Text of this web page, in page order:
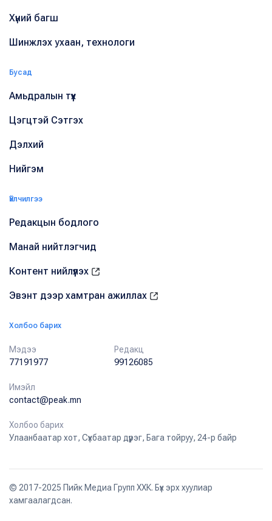
Хүний багш
Шинжлэх ухаан, технологи
Бусад
Амьдралын түүх
Цэгцтэй Сэтгэх
Дэлхий
Нийгэм
Үйлчилгээ
Редакцын бодлого
Манай нийтлэгчид
Контент нийлүүлэх
Эвэнт дээр хамтран ажиллах
Холбоо барих
Мэдээ
77191977
Редакц
99126085
Имэйл
contact@peak.mn
Холбоо барих
Улаанбаатар хот, Сүхбаатар дүүрэг, Бага тойруу, 24-р байр
© 2017-2025 Пийк Медиа Групп ХХК. Бүх эрх хуулиар
хамгаалагдсан.